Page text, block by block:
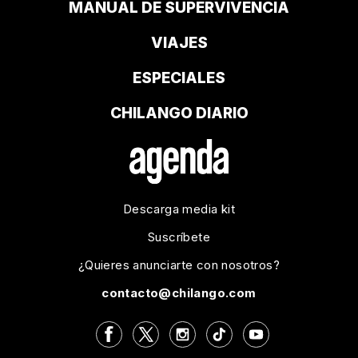
MANUAL DE SUPERVIVENCIA
VIAJES
ESPECIALES
CHILANGO DIARIO
Descarga media kit
Suscríbete
¿Quieres anunciarte con nosotros?
contacto@chilango.com